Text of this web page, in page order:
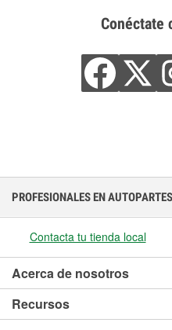
Conéctate
PROFESIONALES EN AUTOPARTES
Contacta tu tienda local
Acerca de nosotros
Recursos